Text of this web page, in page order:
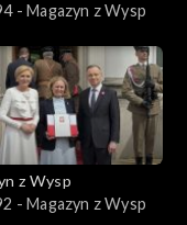
- Magazyn z Wysp
z Wysp
- Magazyn z Wysp